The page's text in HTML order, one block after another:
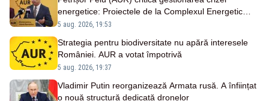
energetice: Proiectele de la Complexul Energetic
Oltenia sunt blocate în birocrație și restricții
5 aug. 2026, 19:53
Strategia pentru biodiversitate nu apără interesele
României. AUR a votat împotrivă
5 aug. 2026, 19:37
Vladimir Putin reorganizează Armata rusă. A înființat
o nouă structură dedicată dronelor